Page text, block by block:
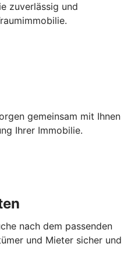
zuverlässig und
gemeinsam mit Ihnen
Ihrer Immobilie.
nach dem passenden
und Mieter sicher und